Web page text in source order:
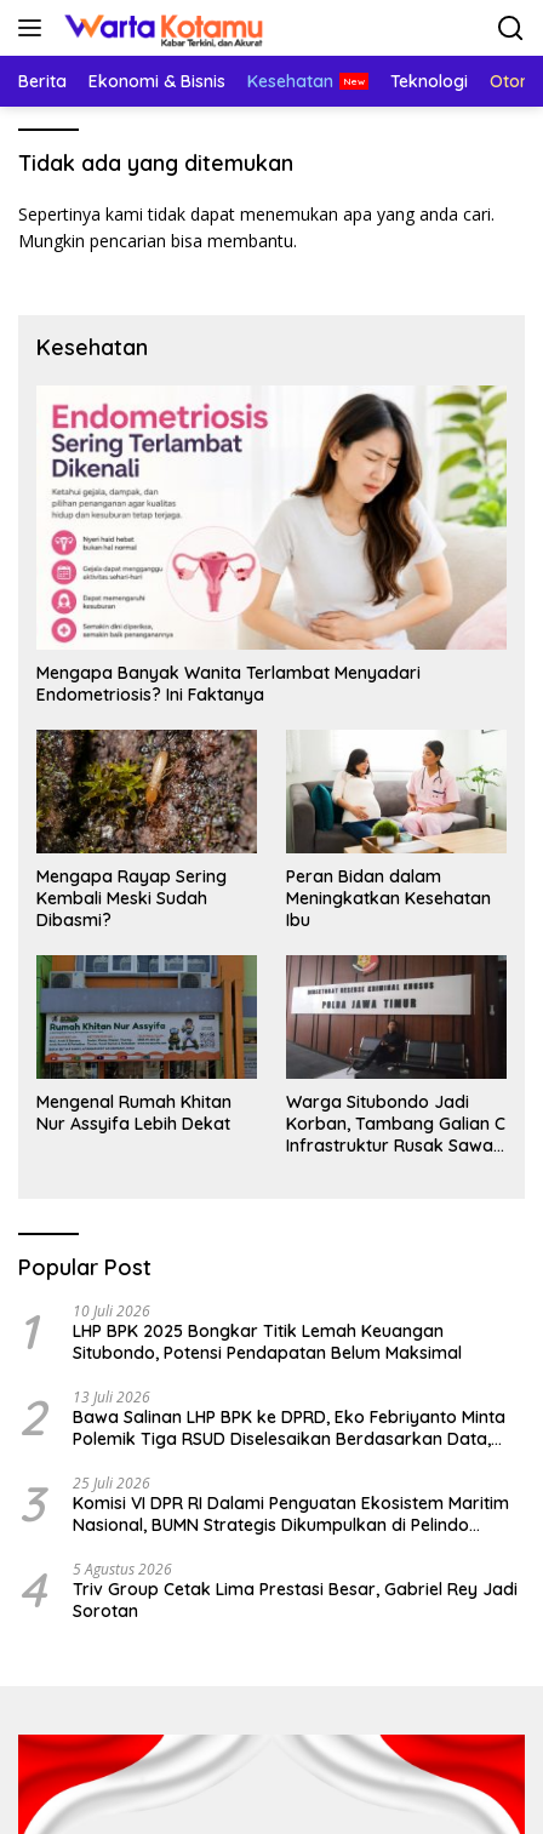
Langsung
Berita Ekonomi & Bisnis Kesehatan Teknologi
Tidak ada yang ditemukan
Sepertinya kami tidak dapat menemukan apa yang anda cari.
Mungkin pencarian bisa membantu.
Kesehatan
Mengapa Banyak Wanita Terlambat Menyadari
Endometriosis? Ini Faktanya
Mengapa Rayap Sering
Kembali Meski Sudah
Dibasmi?
Peran Bidan dalam
Meningkatkan Kesehatan
Ibu
Mengenal Rumah Khitan
Nur Assyifa Lebih Dekat
Warga Situbondo Jadi
Korban, Tambang Galian C
Infrastruktur Rusak Sawah
Popular Post
1 10 Juli 2026
LHP BPK 2025 Bongkar Titik Lemah Keuangan
Situbondo, Potensi Pendapatan Belum Maksimal
2 13 Juli 2026
Bawa Salinan LHP BPK ke DPRD, Eko Febriyanto Minta
Polemik Tiga RSUD Diselesaikan Berdasarkan Data,
3 25 Juli 2026
Komisi VI DPR RI Dalami Penguatan Ekosistem Maritim
Nasional, BUMN Strategis Dikumpulkan di Pelindo
4 5 Agustus 2026
Triv Group Cetak Lima Prestasi Besar, Gabriel Rey Jadi
Sorotan